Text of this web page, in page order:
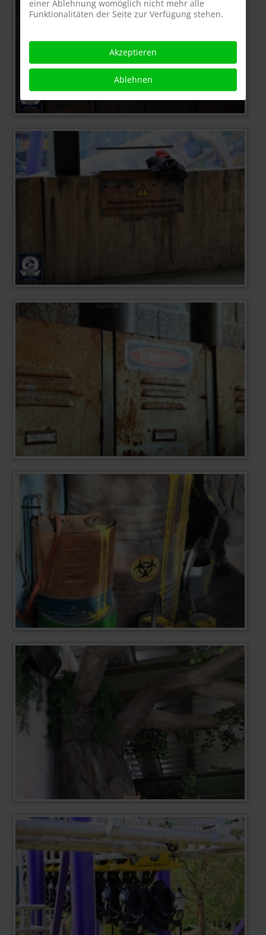
einer Ablehnung womöglich nicht mehr alle
Funktionalitäten der Seite zur Verfügung stehen.
Akzeptieren
Ablehnen